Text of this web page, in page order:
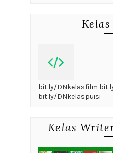
bit.ly/DNkelasfilm
bit.ly/DNkelaspuisi
Kelas